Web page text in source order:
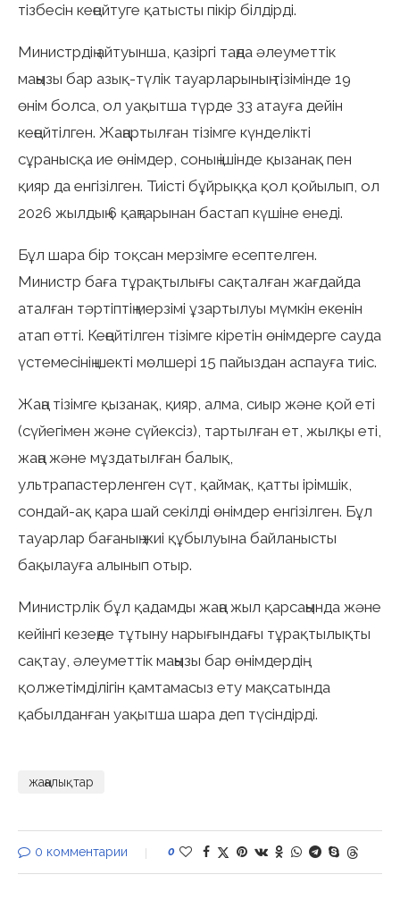
тізбесін кеңейтуге қатысты пікір білдірді.
Министрдің айтуынша, қазіргі таңда әлеуметтік
маңызы бар азық-түлік тауарларының тізімінде 19
өнім болса, ол уақытша түрде 33 атауға дейін
кеңейтілген. Жаңартылған тізімге күнделікті
сұранысқа ие өнімдер, соның ішінде қызанақ пен
қияр да енгізілген. Тиісті бұйрыққа қол қойылып, ол
2026 жылдың 6 қаңтарынан бастап күшіне енеді.
Бұл шара бір тоқсан мерзімге есептелген.
Министр баға тұрақтылығы сақталған жағдайда
аталған тәртіптің мерзімі ұзартылуы мүмкін екенін
атап өтті. Кеңейтілген тізімге кіретін өнімдерге сауда
үстемесінің шекті мөлшері 15 пайыздан аспауға тиіс.
Жаңа тізімге қызанақ, қияр, алма, сиыр және қой еті
(сүйегімен және сүйексіз), тартылған ет, жылқы еті,
жаңа және мұздатылған балық,
ультрапастерленген сүт, қаймақ, қатты ірімшік,
сондай-ақ қара шай секілді өнімдер енгізілген. Бұл
тауарлар бағаның жиі құбылуына байланысты
бақылауға алынып отыр.
Министрлік бұл қадамды жаңа жыл қарсаңында және
кейінгі кезеңде тұтыну нарығындағы тұрақтылықты
сақтау, әлеуметтік маңызы бар өнімдердің
қолжетімділігін қамтамасыз ету мақсатында
қабылданған уақытша шара деп түсіндірді.
жаңалықтар
0 комментарии 0